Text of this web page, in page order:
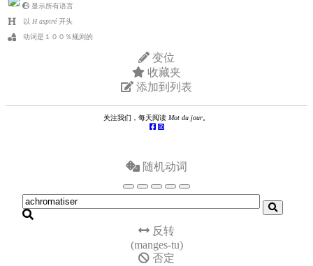
显示所有语言
以 H aspiré开头
动词是１００％规则的
变位
收藏夹
添加到列表
关注我们，每天阅读 Mot du jour
随机动词
反转
(manges-tu)
否定